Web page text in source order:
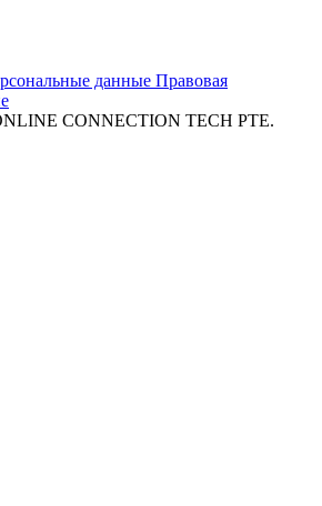
данные Правовая
CONNECTION TECH PTE.